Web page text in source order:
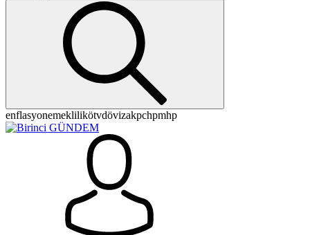
enflasyonemeklilikötvdövizakpchpmhp